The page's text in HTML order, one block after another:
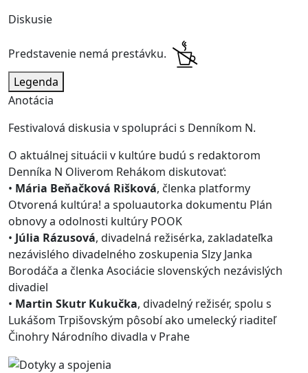
Diskusie
Predstavenie nemá prestávku.
Legenda
Anotácia
Festivalová diskusia v spolupráci s Denníkom N.
O aktuálnej situácii v kultúre budú s redaktorom
Denníka N Oliverom Rehákom diskutovať:
• Mária Beňačková Rišková, členka platformy
Otvorená kultúra! a spoluautorka dokumentu Plán
obnovy a odolnosti kultúry POOK
• Júlia Rázusová, divadelná režisérka, zakladateľka
nezávislého divadelného zoskupenia Slzy Janka
Borodáča a členka Asociácie slovenských nezávislých
divadiel
• Martin Skutr Kukučka, divadelný režisér, spolu s
Lukášom Trpišovským pôsobí ako umelecký riaditeľ
Činohry Národního divadla v Prahe